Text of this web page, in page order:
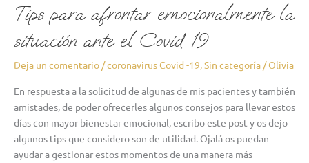
Tips para afrontar emocionalmente la
situación ante el Covid-19
Deja un comentario /coronavirus Covid -19,Sin categoría /Olivia
En respuesta a la solicitud de algunas de mis pacientes y también
amistades, de poder ofrecerles algunos consejos para llevar estos
días con mayor bienestar emocional, escribo este post y os dejo
algunos tips que considero son de utilidad. Ojalá os puedan
ayudar a gestionar estos momentos de una manera más